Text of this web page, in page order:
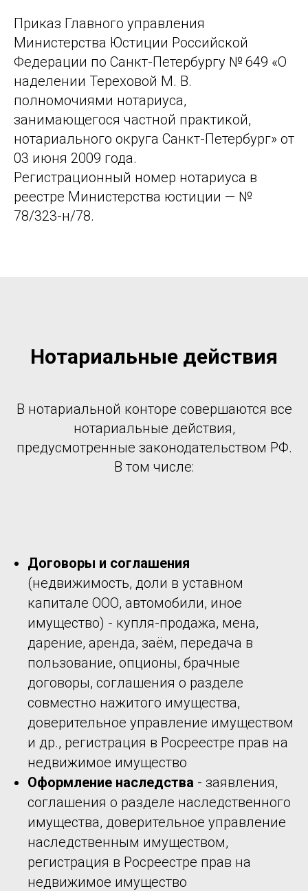
Приказ Главного управления
Министерства Юстиции Российской
Федерации по Санкт-Петербургу № 649 «О
наделении Тереховой М. В.
полномочиями нотариуса,
занимающегося частной практикой,
нотариального округа Санкт-Петербург» от
03 июня 2009 года.
Регистрационный номер нотариуса в
реестре Министерства юстиции — №
78/323-н/78.
Нотариальные действия
В нотариальной конторе совершаются все
нотариальные действия,
предусмотренные законодательством РФ.
В том числе:
Договоры и соглашения
(недвижимость, доли в уставном
капитале ООО, автомобили, иное
имущество) - купля-продажа, мена,
дарение, аренда, заём, передача в
пользование, опционы, брачные
договоры, соглашения о разделе
совместно нажитого имущества,
доверительное управление имуществом
и др., регистрация в Росреестре прав на
недвижимое имущество
Оформление наследства - заявления,
соглашения о разделе наследственного
имущества, доверительное управление
наследственным имуществом,
регистрация в Росреестре прав на
недвижимое имущество